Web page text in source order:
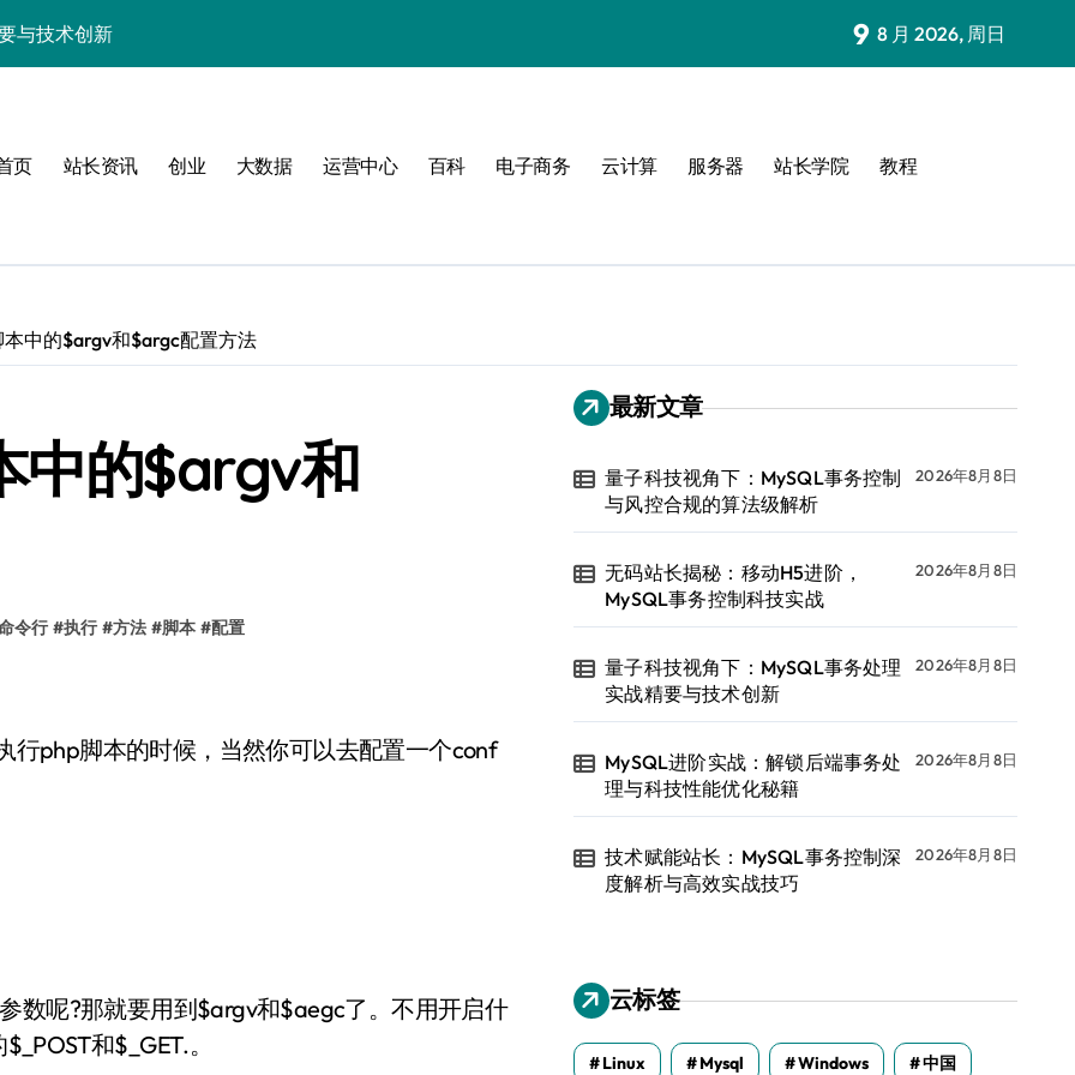
与技术创新
性能跃升实战
精要
技术升级指南
9 8 月 2026, 周日
页 站长资讯 创业 大数据 运营中心 百科 电子商务 云计算 服务器 站长学院 教程
中的$argv和$argc配置方法
中的$argv和
令行 #执行 #方法 #脚本 #配置
行php脚本的时候，当然你可以去配置一个conf
数呢?那就要用到$argv和$aegc了。不用开启什
和$_GET.。
最新文章
量子科技视角下：MySQL事务控制
与风控合规的算法级解析
2026年8月8日
无码站长揭秘：移动H5进阶，
MySQL事务控制科技实战
2026年8月8日
量子科技视角下：MySQL事务处理
实战精要与技术创新
2026年8月8日
MySQL进阶实战：解锁后端事务处
理与科技性能优化秘籍
2026年8月8日
技术赋能站长：MySQL事务控制深
度解析与高效实战技巧
2026年8月8日
云标签
Linux Mysql Windows 中国